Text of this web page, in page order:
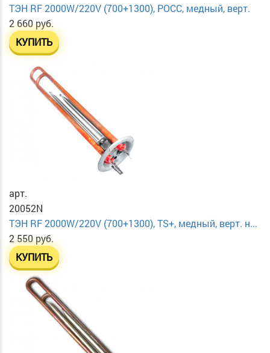
ТЭН RF 2000W/220V (700+1300), РОСС, медный, верт.
2 660 руб.
КУПИТЬ
арт.
20052N
ТЭН RF 2000W/220V (700+1300), TS+, медный, верт. н...
2 550 руб.
КУПИТЬ